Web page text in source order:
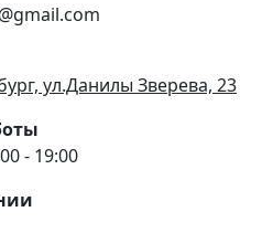
ул.Данилы Зверева, 23
- 19:00